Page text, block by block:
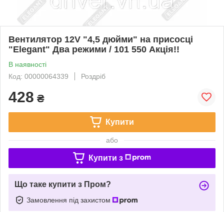
Вентилятор 12V "4,5 дюйми" на присосці
"Elegant" Два режими / 101 550 Акція!!
В наявності
Код: 00000064339
Роздріб
428 ₴
Купити
або
Купити з
Що таке купити з Пром?
Замовлення під захистом